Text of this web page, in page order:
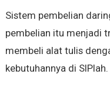
Sistem pembelian
pembelian itu menjadi
membeli alat tulis
kebutuhannya di SIPlah.